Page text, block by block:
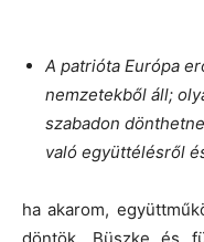
A patrióta Európa
nemzetekből áll;
szabadon
való együttélésről
ha akarom,